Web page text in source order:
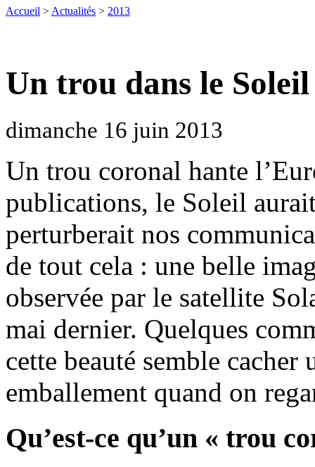
Accueil > Actualités > 2013
Un trou dans le
dimanche 16 juin 2013
Un trou coronal hante
publications, le Soleil
perturberait nos
de tout cela : une belle
observée par le satellite
mai dernier. Quelques
cette beauté semble cacher
emballement quand on
Qu’est-ce qu’un « trou